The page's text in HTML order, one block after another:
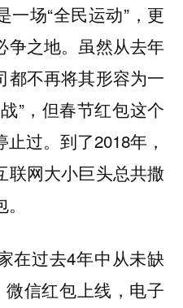
一场“全民运动”，更
争之地。虽然从去年
都不再将其形容为一
”，但春节红包这个
过。到了2018年，
联网大小巨头总共撒
在过去4年中从未缺
微信红包上线，电子